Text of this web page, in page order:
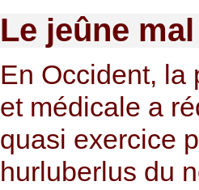
Le jeûne
En Occident, la
et médicale a
quasi exercice
hurluberlus du